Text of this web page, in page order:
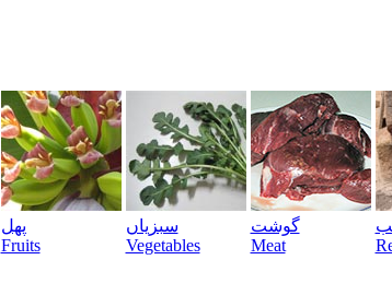
پھل
Fruits
سبزیاں
Vegetables
گوشت
Meat